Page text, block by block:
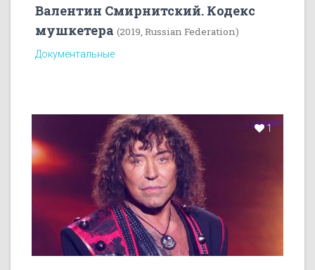
Валентин Смирнитский. Кодекс
мушкетера (2019, Russian Federation)
Документальные
1